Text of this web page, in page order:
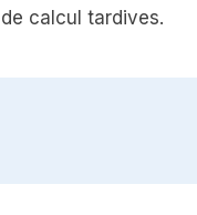
de calcul tardives.